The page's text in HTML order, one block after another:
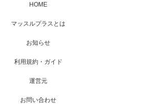
映画「メカバース」舞台挨拶へマッスルプラ
【TV】NHK BS「COOL JAPAN 」にてマッス
HOME
マッスルプラスとは
お知らせ
利用規約・ガイド
運営元
お問い合わせ